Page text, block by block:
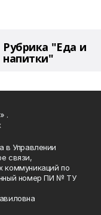
Рубрика "Еда и
напитки"
.
в Управлении
связи,
коммуникаций по
номер ПИ № ТУ